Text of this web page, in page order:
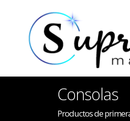
Consolas
Productos de